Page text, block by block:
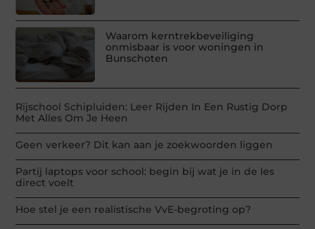
Waarom kerntrekbeveiliging
onmisbaar is voor woningen in
Bunschoten
Rijschool Schipluiden: Leer Rijden In Een Rustig Dorp
Met Alles Om Je Heen
Geen verkeer? Dit kan aan je zoekwoorden liggen
Partij laptops voor school: begin bij wat je in de les
direct voelt
Hoe stel je een realistische VvE-begroting op?